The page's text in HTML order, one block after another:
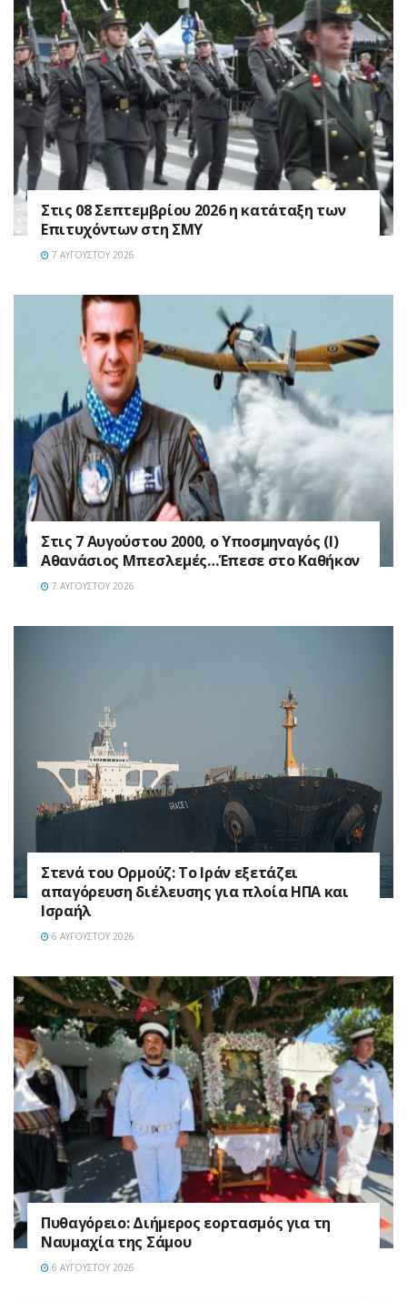
Στις 08 Σεπτεμβρίου 2026 η κατάταξη των
Επιτυχόντων στη ΣΜΥ
7 ΑΥΓΟΎΣΤΟΥ 2026
Στις 7 Αυγούστου 2000, ο Υποσμηναγός (Ι)
Αθανάσιος Μπεσλεμές…Έπεσε στο Καθήκον
7 ΑΥΓΟΎΣΤΟΥ 2026
Στενά του Ορμούζ: Το Ιράν εξετάζει
απαγόρευση διέλευσης για πλοία ΗΠΑ και
Ισραήλ
6 ΑΥΓΟΎΣΤΟΥ 2026
Πυθαγόρειο: Διήμερος εορτασμός για τη
Ναυμαχία της Σάμου
6 ΑΥΓΟΎΣΤΟΥ 2026